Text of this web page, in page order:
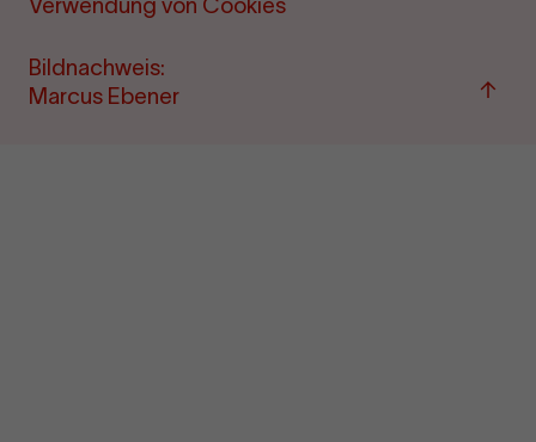
Verwendung von Cookies
Bildnachweis:
Marcus Ebener
Zu